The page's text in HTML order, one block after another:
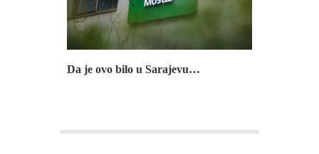
Da je ovo bilo u Sarajevu…